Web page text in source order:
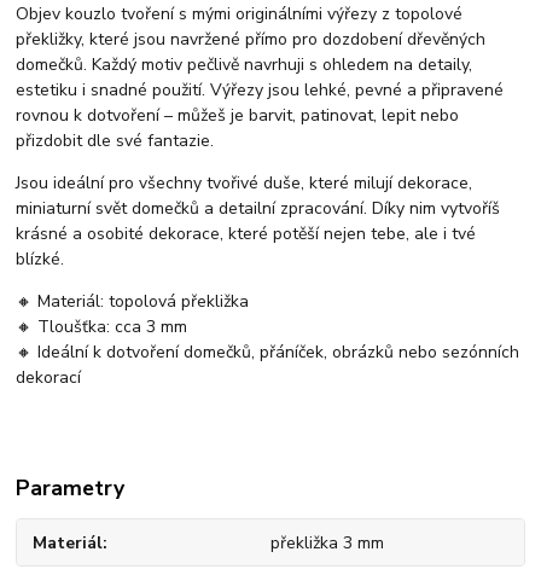
Objev kouzlo tvoření s mými originálními výřezy z topolové
překližky, které jsou navržené přímo pro dozdobení dřevěných
domečků. Každý motiv pečlivě navrhuji s ohledem na detaily,
estetiku i snadné použití. Výřezy jsou lehké, pevné a připravené
rovnou k dotvoření – můžeš je barvit, patinovat, lepit nebo
přizdobit dle své fantazie.
Jsou ideální pro všechny tvořivé duše, které milují dekorace,
miniaturní svět domečků a detailní zpracování. Díky nim vytvoříš
krásné a osobité dekorace, které potěší nejen tebe, ale i tvé
blízké.
🔸 Materiál: topolová překližka
🔸 Tloušťka: cca 3 mm
🔸 Ideální k dotvoření domečků, přáníček, obrázků nebo sezónních
dekorací
Parametry
Materiál překližka 3 mm